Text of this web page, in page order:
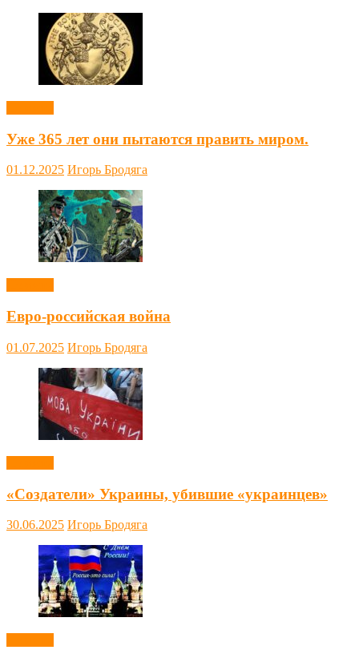
Уже 365 лет они пытаются править миром.
01.12.2025 Игорь Бродяга
Евро-российская война
01.07.2025 Игорь Бродяга
«Создатели» Украины, убившие «украинцев»
30.06.2025 Игорь Бродяга